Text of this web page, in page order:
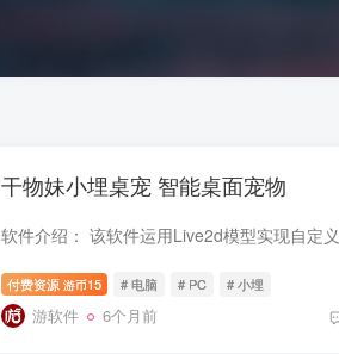
干物妹小埋桌宠 智能桌面宠物
付费资源 游币15 # 电脑 # PC # 小埋
游软件 6个月前